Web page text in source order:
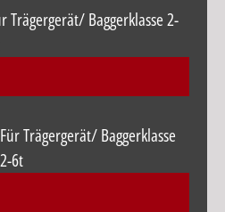
Trägergerät/ Baggerklasse 2-
Für Trägergerät/ Baggerklasse
2-6t